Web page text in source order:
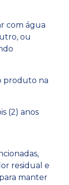
com água
ou
produto na
(2) anos
residual e
manter